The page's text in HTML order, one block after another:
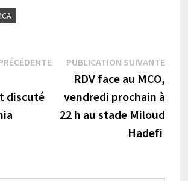
Publication
précédente :
discuté
PUBLICATION SUIVANTE
RDV face au MCO,
vendredi prochain à
22 h au stade Miloud
Hadefi